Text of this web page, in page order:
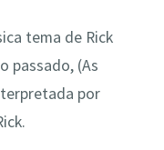
tema de Rick
passado, (As
por